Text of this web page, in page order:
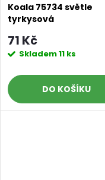
Koala 75734 světle
tyrkysová
71 Kč
Skladem11 ks
DO KOŠÍKU
Doprava a platby